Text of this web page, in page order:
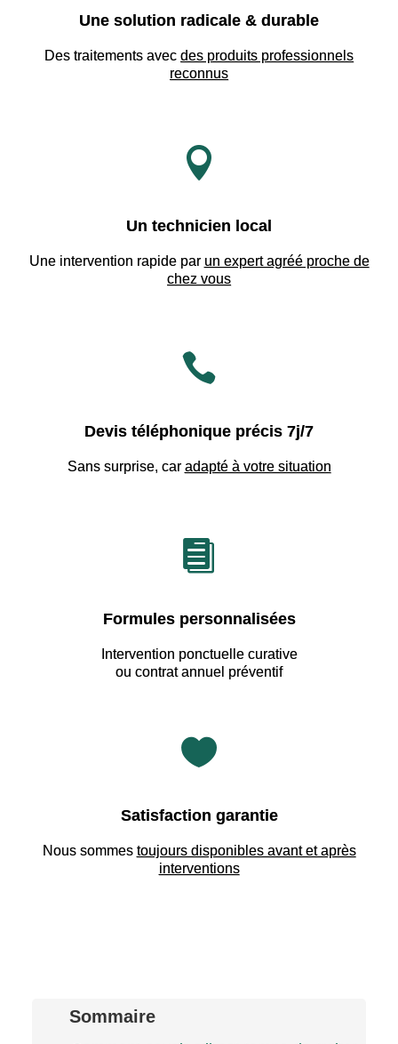
Une solution radicale & durable
Des traitements avec des produits professionnels
reconnus

Un technicien local
Une intervention rapide par un expert agréé proche de
chez vous

Devis téléphonique précis 7j/7
Sans surprise, car adapté à votre situation

Formules personnalisées
Intervention ponctuelle curative
ou contrat annuel préventif

Satisfaction garantie
Nous sommes toujours disponibles avant et après
interventions
Sommaire